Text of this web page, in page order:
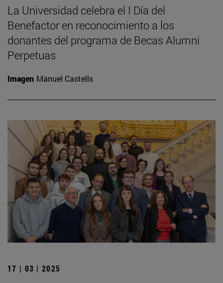
La Universidad celebra el I Día del
Benefactor en reconocimiento a los
donantes del programa de Becas Alumni
Perpetuas
Imagen Manuel Castells
17 | 03 | 2025